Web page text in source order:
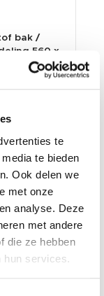
te
te bieden
Ook delen we
met onze
analyse. Deze
met andere
die ze hebben
hun services.
bak /
560 x
mm voor
Excl.